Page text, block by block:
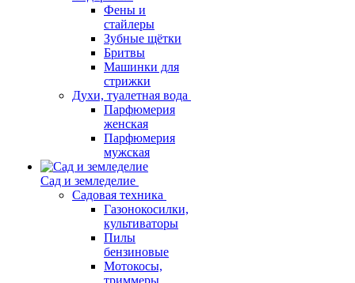
Фены и
стайлеры
Зубные щётки
Бритвы
Машинки для
стрижки
Духи, туалетная вода
Парфюмерия
женская
Парфюмерия
мужская
Сад и земледелие
Садовая техника
Газонокосилки,
культиваторы
Пилы
бензиновые
Мотокосы,
триммеры